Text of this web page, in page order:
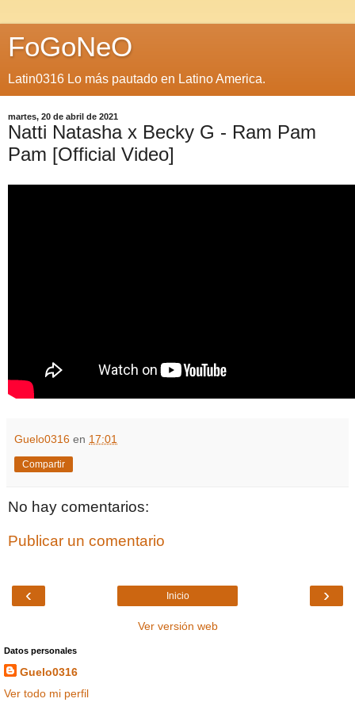
FoGoNeO
Latin0316 Lo más pautado en Latino America.
martes, 20 de abril de 2021
Natti Natasha x Becky G - Ram Pam
Pam [Official Video]
Guelo0316 en 17:01
Compartir
No hay comentarios:
Publicar un comentario
‹ ›
Inicio
Ver versión web
Datos personales
Guelo0316
Ver todo mi perfil